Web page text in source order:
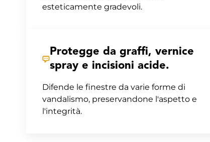
esteticamente gradevoli.
Protegge da graffi, vernice
spray e incisioni acide.
Difende le finestre da varie forme di
vandalismo, preservandone l'aspetto e
l'integrità.